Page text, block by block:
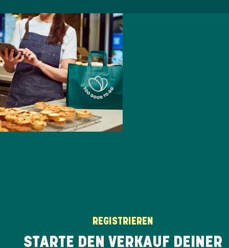
REGISTRIEREN
STARTE DEN VERKAUF DEINER